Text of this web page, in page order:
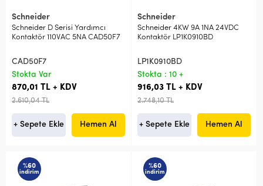
Schneider
Schneider D Serisi Yardımcı
Kontaktör 110VAC 5NA CAD50F7
CAD50F7
Stokta Var
870,01 TL + KDV
2.610,04 TL
+ Sepete Ekle Hemen Al
Schneider
Schneider 4KW 9A 1NA 24VDC
Kontaktör LP1K0910BD
LP1K0910BD
Stokta : 10 +
916,03 TL + KDV
2.748,10 TL
+ Sepete Ekle Hemen Al
%60
indirim
%60
indirim